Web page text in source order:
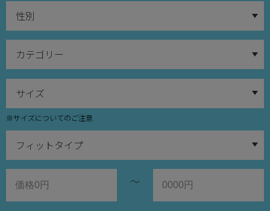
※サイズについてのご注意
～